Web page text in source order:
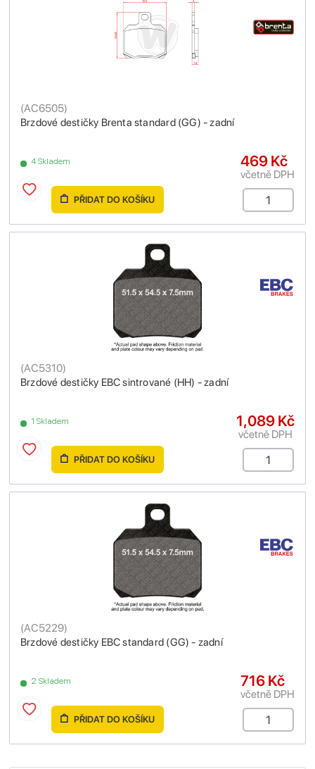
Brzdové destičky Brenta standard (GG) - zadní
(AC6505)
4 Skladem 469 Kč
včetně DPH
PŘIDAT DO KOŠÍKU
Brzdové destičky EBC sintrované (HH) - zadní
(AC5310)
1 Skladem 1,089 Kč
včetně DPH
PŘIDAT DO KOŠÍKU
Brzdové destičky EBC standard (GG) - zadní
(AC5229)
2 Skladem 716 Kč
včetně DPH
PŘIDAT DO KOŠÍKU